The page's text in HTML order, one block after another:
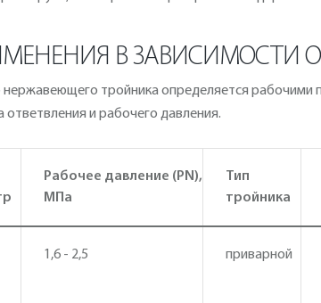
В ЗАВИСИМОСТИ
нержавеющего тройника определяется
ответвления и рабочего давления.
Рабочее давление (PN),
МПа
Тип
тройника
1,6 - 2,5 приварной